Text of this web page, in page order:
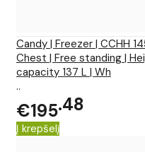
Candy | Freezer | CCHH
Chest | Free standing |
capacity 137 L | Wh
..
€195 48
Į krepšelį